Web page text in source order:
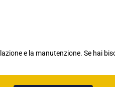
e la manutenzione. Se hai